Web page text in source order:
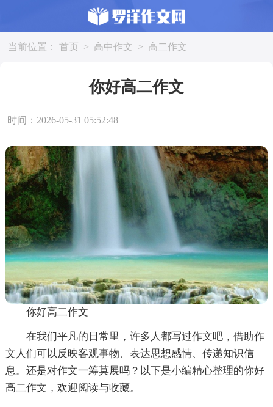
当前位置： 首页 > 高中作文 > 高二作文
你好高二作文
时间：2026-05-31 05:52:48
你好高二作文
在我们平凡的日常里，许多人都写过作文吧，借助作
文人们可以反映客观事物、表达思想感情、传递知识信
息。还是对作文一筹莫展吗？以下是小编精心整理的你好
高二作文，欢迎阅读与收藏。